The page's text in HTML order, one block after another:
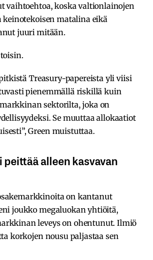
vaihtoehtoa, koska valtionlainojen
matalina eikä
juuri mitään.
Treasury-papereista yli viisi
pienemmällä riskillä kuin
sektorilta, joka on
Se muuttaa allokaatiot
Green muistuttaa.
alleen kasvavan
on kantanut
joukko megaluokan yhtiöitä,
leveys on ohentunut. Ilmiö
korkojen nousu paljastaa sen